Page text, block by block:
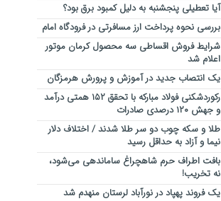
آیا تعطیلی پنجشنبه به دلیل کمبود برق بود؟
بررسی نحوه پرداخت ارز مسافرتی در فرودگاه امام
شرایط فروش اقساطی سه محصول کرمان موتور
اعلام شد
یک انتصاب جدید در ‌آموزش و پرورش هرمزگان‌
رکوردشکنی فولاد مبارکه با تحقق ۱۵۲ همتی درآمد
و جهش ۱۲۰ درصدی صادرات
طلا و سکه چوب دو سر طلا شدند / اختلاف دلار
نیما و آزاد به حداقل رسید
بافت اطراف حرم شاهچراغ ساماندهی می‌شود،
نه تخریب!
یک فروند پهپاد در نورآباد لرستان منهدم شد